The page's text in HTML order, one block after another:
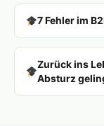
7 Fehler im
Zurück ins
Absturz